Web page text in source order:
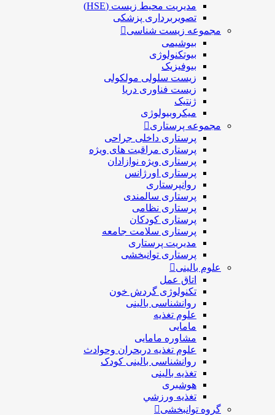
مدیریت محیط زیست (HSE)
تصویربرداری پزشکی
مجموعه زیست شناسی
بیوشیمی
بیوتکنولوژی
بیوفیزیک
زیست سلولی مولکولی
زیست فناوری دریا
ژنتیک
میکروبیولوژی
مجموعه پرستاری
پرستاری داخلی جراحی
پرستاری مراقبت های ويژه
پرستاری ويژه نوازادان
پرستاری اورژانس
روانپرستاری
پرستاری سالمندی
پرستاری نظامی
پرستاری کودکان
پرستاری سلامت جامعه
مدیریت پرستاری
پرستاری توانبخشی
علوم بالینی
اتاق عمل
تکنولوژی گردش خون
روانشناسی بالینی
علوم تغذیه
مامایی
مشاوره مامایی
علوم تغذیه دربحران وحوادث
روانشناسی بالینی کودک
تغذیه بالینی
هوشبری
تغذيه ورزشي
گروه توانبخشی